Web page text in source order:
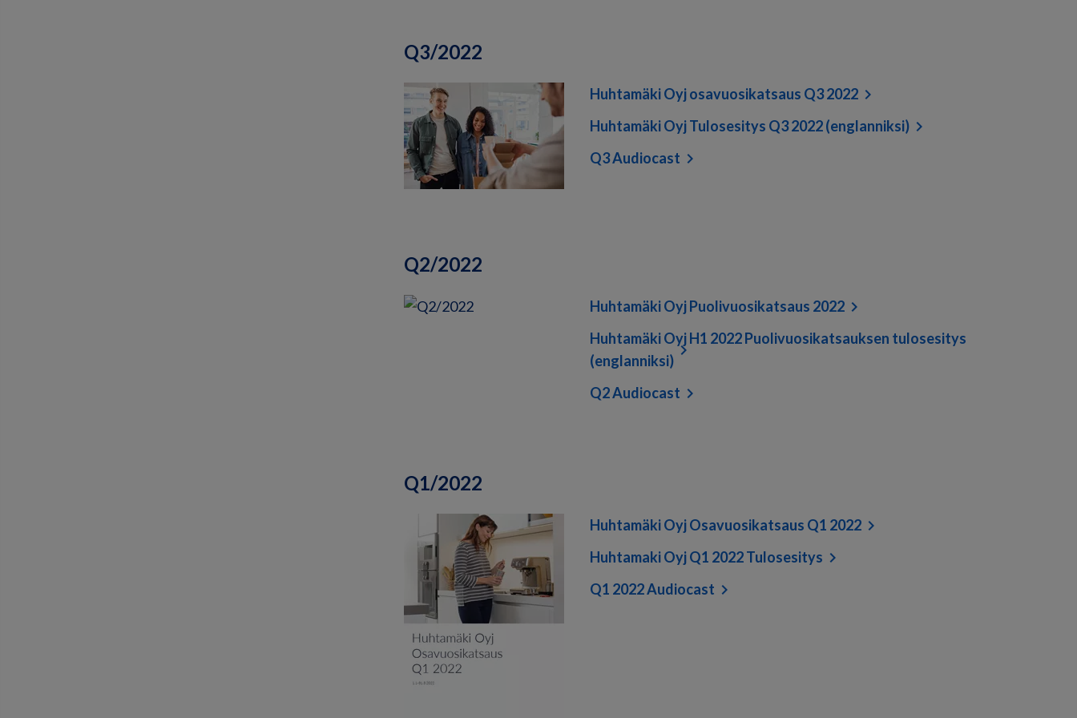
Q3/2022
Huhtamäki Oyj osavuosikatsaus Q3 2022
Huhtamäki Oyj Tulosesitys Q3 2022 (englanniksi)
Q3 Audiocast
Q2/2022
Huhtamäki Oyj Puolivuosikatsaus 2022
Huhtamäki Oyj H1 2022 Puolivuosikatsauksen tulosesitys
(englanniksi)
Q2 Audiocast
Q1/2022
Huhtamäki Oyj Osavuosikatsaus Q1 2022
Huhtamaki Oyj Q1 2022 Tulosesitys
Q1 2022 Audiocast